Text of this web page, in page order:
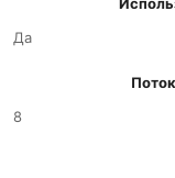
Да
8